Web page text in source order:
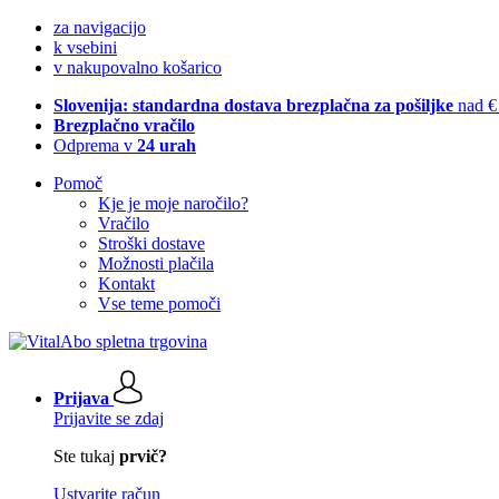
za navigacijo
k vsebini
v nakupovalno košarico
Slovenija: standardna dostava brezplačna za pošiljke nad
Brezplačno vračilo
Odprema v 24 urah
Pomoč
Kje je moje naročilo?
Vračilo
Stroški dostave
Možnosti plačila
Kontakt
Vse teme pomoči
Prijava
Prijavite se zdaj
Ste tukaj prvič?
Ustvarite račun